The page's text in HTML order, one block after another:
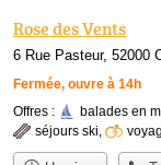
Rose des Vents
6 Rue Pasteur, 52000
Fermée, ouvre à 14h
Offres : balades en
séjours ski